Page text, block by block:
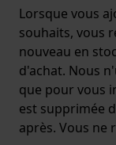
Lorsque vous
souhaits, vous
nouveau en
d'achat. Nous
que pour vous
est supprimée
après. Vous ne